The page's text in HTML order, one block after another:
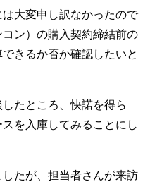
大変申し訳なかったので
ン）の購入契約締結前の
きるか否か確認したいと
たところ、快諾を得ら
を入庫してみることにし
たが、担当者さんが来訪